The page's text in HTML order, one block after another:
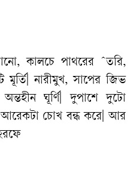
কালচে পাথরের ˆতরি,
নারীমুখ, সাপের জিভ
ঘূর্ণি| দুপাশে দুটো
চোখ বন্ধ করে| আর